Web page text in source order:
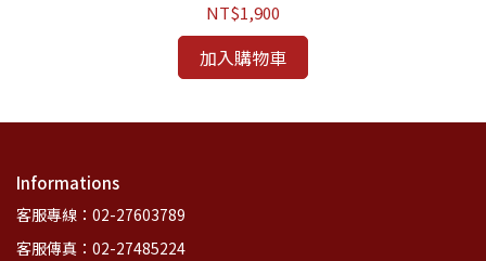
NT$1,900
加入購物車
Informations
客服專線：02-27603789
客服傳真：02-27485224